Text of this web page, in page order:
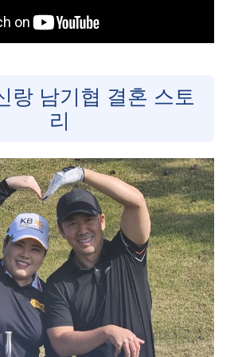
랑 남기협 결혼 스토
리